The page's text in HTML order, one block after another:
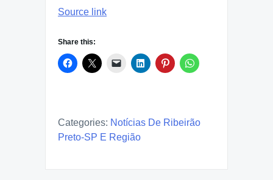
Source link
Share this:
Categories: Notícias De Ribeirão
Preto-SP E Região